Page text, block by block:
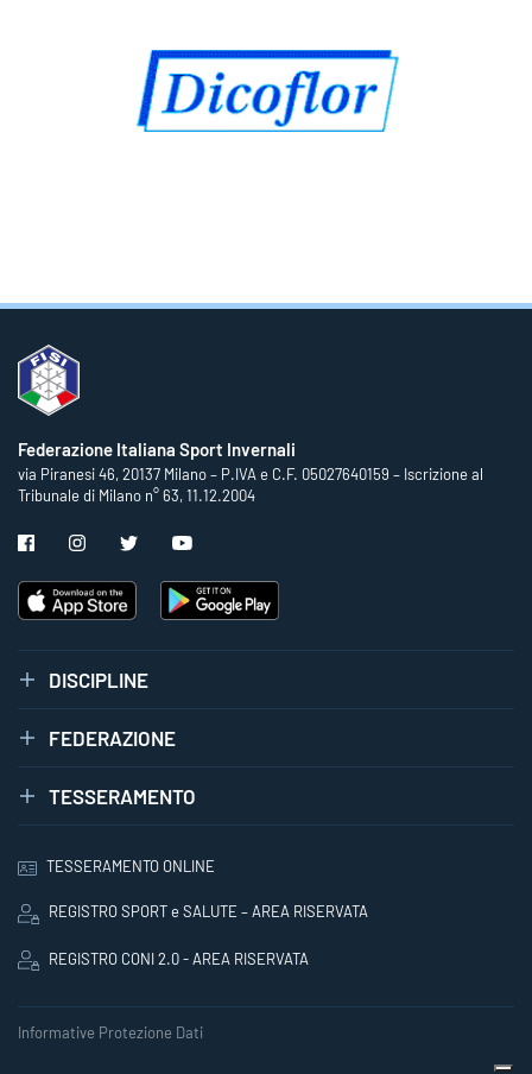
Federazione Italiana Sport Invernali
via Piranesi 46, 20137 Milano – P.IVA e C.F. 05027640159 – Iscrizione al
Tribunale di Milano n° 63, 11.12.2004
DISCIPLINE
FEDERAZIONE
TESSERAMENTO
TESSERAMENTO ONLINE
REGISTRO SPORT e SALUTE – AREA RISERVATA
REGISTRO CONI 2.0 - AREA RISERVATA
Informative Protezione Dati